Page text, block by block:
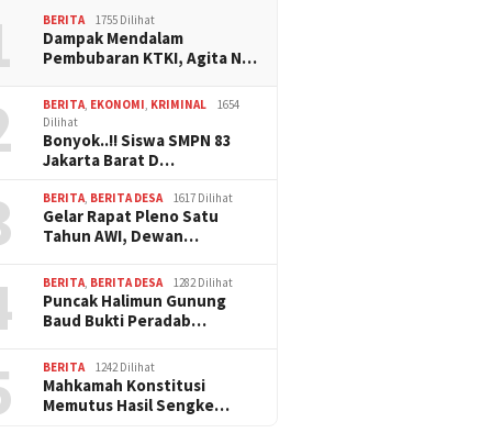
BERITA 1755 Dilihat
Dampak Mendalam
Pembubaran KTKI, Agita N…
BERITA EKONOMI KRIMINAL
1654
Dilihat
Bonyok..!! Siswa SMPN 83
Jakarta Barat D…
BERITA BERITA DESA 1617 Dilihat
Gelar Rapat Pleno Satu
Tahun AWI, Dewan…
BERITA BERITA DESA 1282 Dilihat
Puncak Halimun Gunung
Baud Bukti Peradab…
BERITA 1242 Dilihat
Mahkamah Konstitusi
Memutus Hasil Sengke…